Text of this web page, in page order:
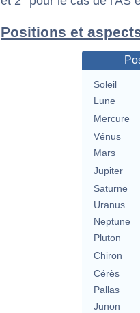
Positions et
Soleil
Lune
Mercure
Vénus
Mars
Jupiter
Saturne
Uranus
Neptune
Pluton
Chiron
Cérès
Pallas
Junon